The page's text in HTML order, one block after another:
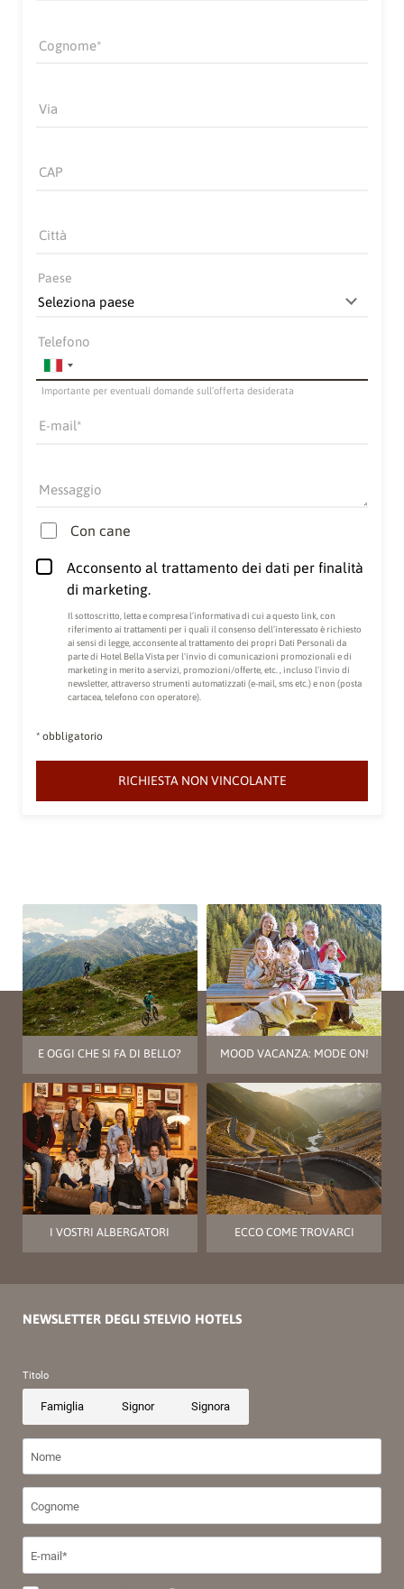
Cognome
Via
CAP
Città
Paese
Importante per eventuali domande sull’offerta desiderata
Telefono
E-mail
Messaggio
Con cane
Acconsento al trattamento dei dati per finalità
di marketing.
Il sottoscritto, letta e compresa l’informativa di cui a questo link, con
riferimento ai trattamenti per i quali il consenso dell’interessato è richiesto
ai sensi di legge, acconsente al trattamento dei propri Dati Personali da
parte di Hotel Bella Vista per l'invio di comunicazioni promozionali e di
marketing in merito a servizi, promozioni/offerte, etc. , incluso l’invio di
newsletter, attraverso strumenti automatizzati (e-mail, sms etc.) e non (posta
cartacea, telefono con operatore).
* obbligatorio
RICHIESTA NON VINCOLANTE
E OGGI CHE SI FA DI BELLO? MOOD VACANZA: MODE ON!
I VOSTRI ALBERGATORI ECCO COME TROVARCI
NEWSLETTER DEGLI STELVIO HOTELS